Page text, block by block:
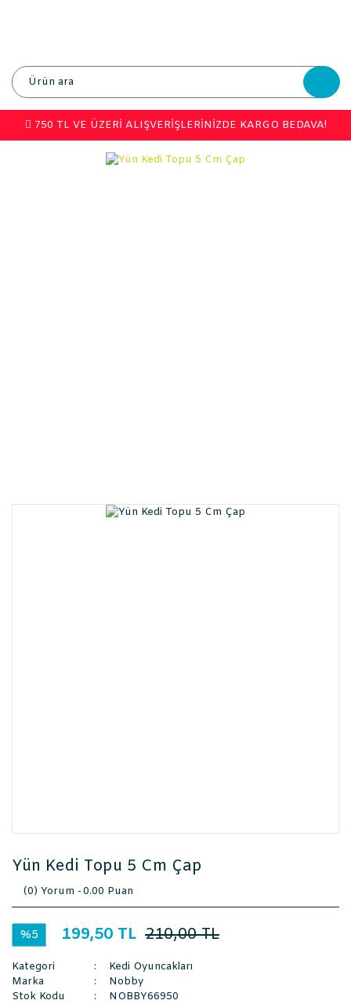
750 TL VE ÜZERİ ALIŞVERİŞLERİNİZDE KARGO BEDAVA!
Yün Kedi Topu 5 Cm Çap
(0) Yorum -0.00 Puan
%5 199,50 TL 210,00 TL
Kategori
Kedi Oyuncakları
Marka
Nobby
Stok Kodu
NOBBY66950